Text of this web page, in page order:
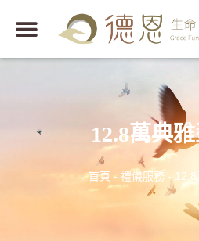
12.8萬典
首頁 - 禮儀服務 -